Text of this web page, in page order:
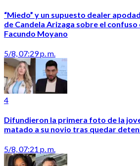
“Miedo” y un supuesto dealer
de Candela Arizaga sobre el
Facundo Moyano
5/8, 07:29 p. m.
4
Difundieron la primera foto de la
matado a su novio tras quedar
5/8, 07:21 p. m.